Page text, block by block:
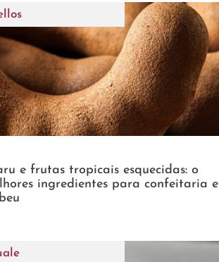
e frutas tropicais esquecidas: o
ingredientes para confeitaria e